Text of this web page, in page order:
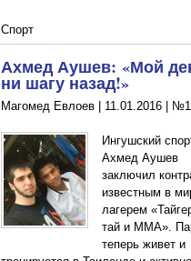
Спорт
Ахмед Аушев: «Мой
ни шагу назад!»
Магомед Евлоев | 11.01.2016
Ингушский
Ахмед Аушев
заключил
известным в
лагерем
тай и ММА».
теперь живет и